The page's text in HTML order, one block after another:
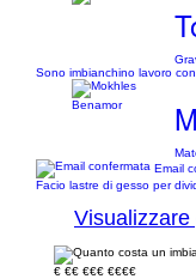
Sono imbianchino lavoro
Email
Facio lastre di gesso per
Visualizzare
€ €€ €€€ €€€€